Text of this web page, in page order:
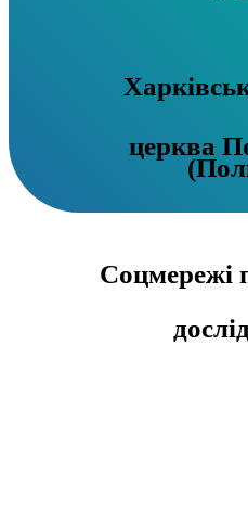
церква
Соцмережі